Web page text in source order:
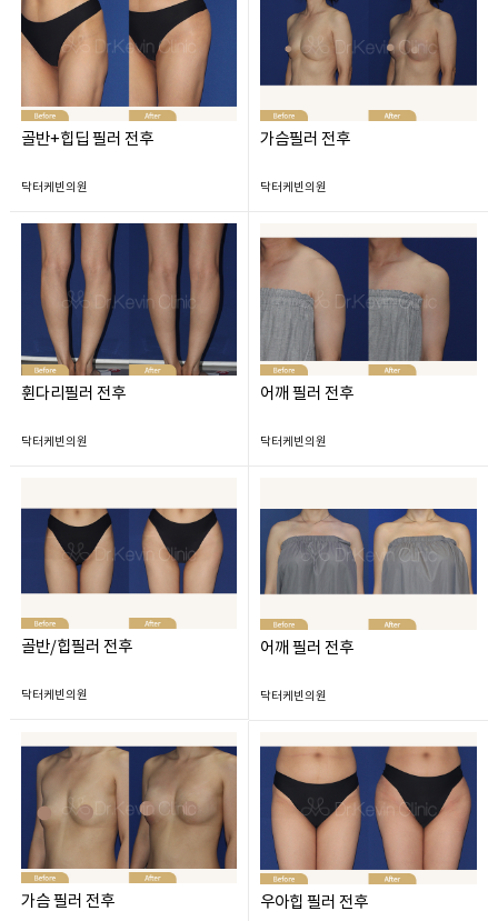
골반+힙딥 필러 전후
닥터케빈의원
가슴필러 전후
닥터케빈의원
휜다리필러 전후
닥터케빈의원
어깨 필러 전후
닥터케빈의원
골반/힙필러 전후
닥터케빈의원
어깨 필러 전후
닥터케빈의원
가슴 필러 전후 우아힙 필러 전후